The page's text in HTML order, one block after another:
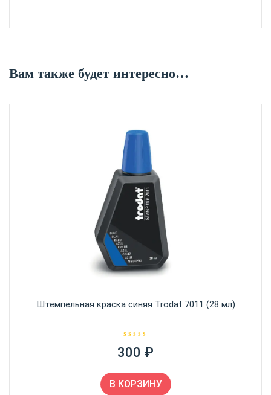
Вам также будет интересно…
Штемпельная краска синяя Trodat 7011 (28 мл)
ц
е
к
а
0
300 ₽
В КОРЗИНУ